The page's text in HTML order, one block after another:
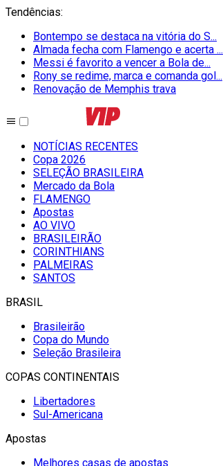
Tendências:
Bontempo se destaca na vitória do S...
Almada fecha com Flamengo e acerta ...
Messi é favorito a vencer a Bola de...
Rony se redime, marca e comanda gol...
Renovação de Memphis trava
NOTÍCIAS RECENTES
Copa 2026
SELEÇÃO BRASILEIRA
Mercado da Bola
FLAMENGO
Apostas
AO VIVO
BRASILEIRÃO
CORINTHIANS
PALMEIRAS
SANTOS
BRASIL
Brasileirão
Copa do Mundo
Seleção Brasileira
COPAS CONTINENTAIS
Libertadores
Sul-Americana
Apostas
Melhores casas de apostas